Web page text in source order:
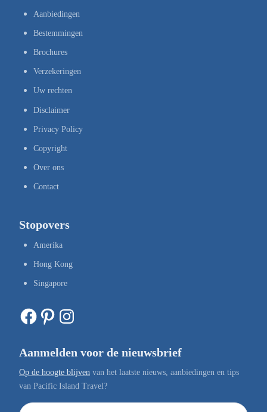
Aanbiedingen
Bestemmingen
Brochures
Verzekeringen
Uw rechten
Disclaimer
Privacy Policy
Copyright
Over ons
Contact
Stopovers
Amerika
Hong Kong
Singapore
Facebook Pinterest Instagram
Aanmelden voor de nieuwsbrief
Op de hoogte blijven van het laatste nieuws, aanbiedingen en tips
van Pacific Island Travel?
E